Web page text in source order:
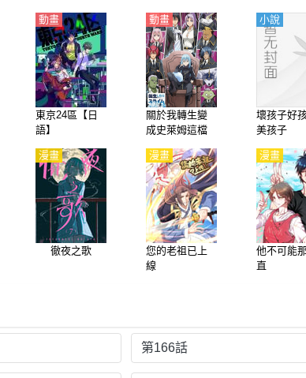
東京24區【日
語】
動畫
關於我轉生變
成史萊姆這檔
生後成爲史萊
姆的那件事）
第1季【國語】
動畫
壞孩子好
美孩子
小說
徹夜之歌
漫畫
您的老祖已上
線
漫畫
他不可能
直
漫畫
第166話